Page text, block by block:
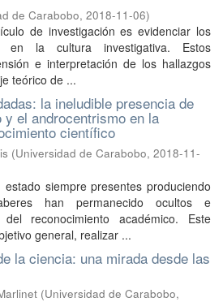
de Carabobo, 2018-11-06)
de investigación es evidenciar los
en la cultura investigativa. Estos
e interpretación de los hallazgos
teórico de ...
la ineludible presencia de
el androcentrismo en la
científico
(Universidad de Carabobo, 2018-11-
siempre presentes produciendo
han permanecido ocultos e
reconocimiento académico. Este
general, realizar ...
la ciencia: una mirada desde las
(Universidad de Carabobo,